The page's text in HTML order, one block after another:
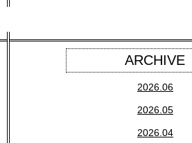
ARCHIVE
2026.06
2026.05
2026.04